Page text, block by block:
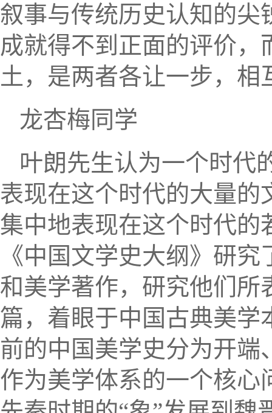
叙事与传统历史认知的尖
成就得不到正面的评价
土，是两者各让一步，
龙杏梅同学
叶朗先生认为一个时代
表现在这个时代的大量的
集中地表现在这个时代的
《中国文学史大纲》研
和美学著作，研究他们所
篇，着眼于中国古典美学
前的中国美学史分为开
作为美学体系的一个核心